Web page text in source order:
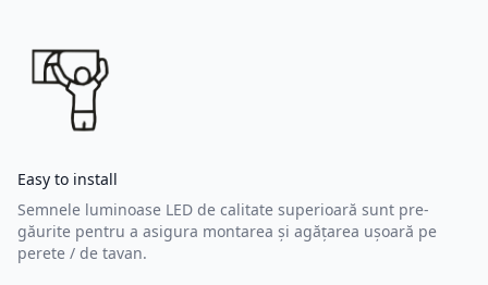
Easy to install
Semnele luminoase LED de calitate superioară sunt pre-
găurite pentru a asigura montarea și agățarea ușoară pe
perete / de tavan.